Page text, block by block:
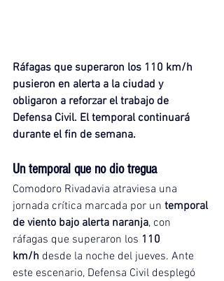
Ráfagas que superaron los 110 km/h
pusieron en alerta a la ciudad y
obligaron a reforzar el trabajo de
Defensa Civil. El temporal continuará
durante el fin de semana.
Un temporal que no dio tregua
Comodoro Rivadavia atraviesa una
jornada crítica marcada por un temporal
de viento bajo alerta naranja, con
ráfagas que superaron los 110
km/h desde la noche del jueves. Ante
este escenario, Defensa Civil desplegó